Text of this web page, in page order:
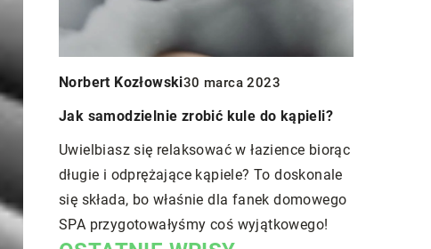
Norbert Kozłowski30 marca 2023
Jak samodzielnie zrobić kule do kąpieli?
Uwielbiasz się relaksować w łazience biorąc
długie i odprężające kąpiele? To doskonale
się składa, bo właśnie dla fanek domowego
SPA przygotowałyśmy coś wyjątkowego!